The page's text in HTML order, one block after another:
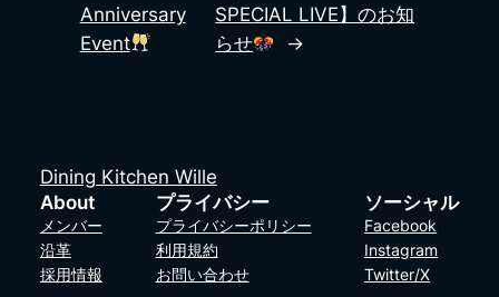
Anniversary
Event
SPECIAL LIVE】のお知
らせ
→
Dining Kitchen Wille
About
メンバー
沿革
採用情報
プライバシー
プライバシーポリシー
利用規約
お問い合わせ
ソーシャル
Facebook
Instagram
Twitter/X